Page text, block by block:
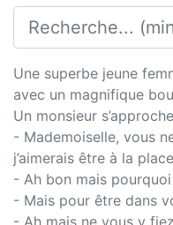
Une superbe jeune
avec un magnifique
Un monsieur
- Mademoiselle, vous
j’aimerais être à la
- Ah bon mais
- Mais pour être dans
- Ah mais ne vous y